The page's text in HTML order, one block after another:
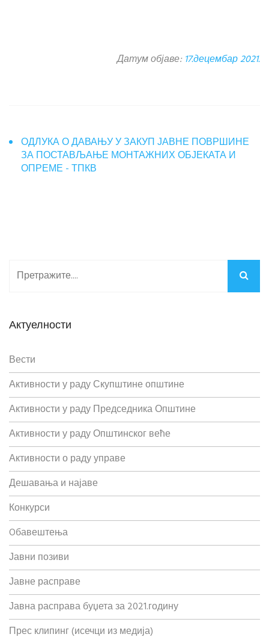
Датум објаве:17.децембар 2021.
ОДЛУКА О ДАВАЊУ У ЗАКУП ЈАВНЕ ПОВРШИНЕ
ЗА ПОСТАВЉАЊЕ МОНТАЖНИХ ОБЈЕКАТА И
ОПРЕМЕ - ТПКВ
Актуелности
Вести
Активности у раду Скупштине општине
Активности у раду Председника Општине
Активности у раду Општинског веће
Активности о раду управе
Дешавања и најаве
Конкурси
Oбавештења
Јавни позиви
Јавне расправе
Јавна расправа буџета за 2021.годину
Прес клипинг (исечци из медија)